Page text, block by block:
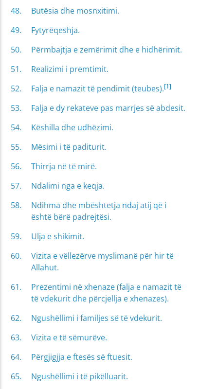
Butësia dhe mosnxitimi.
Fytyrëqeshja.
Përmbajtja e zemërimit dhe e hidhërimit.
Realizimi i premtimit.
Falja e namazit të pendimit (teubes).[1]
Falja e dy rekateve pas marrjes së abdesit.
Këshilla dhe udhëzimi.
Mësimi i të paditurit.
Thirrja në të mirë.
Ndalimi nga e keqja.
Ndihma dhe mbështetja ndaj atij që i
është bërë padrejtësi.
Ulja e shikimit.
Vizita e vëllezërve myslimanë për hir të
Allahut.
Prezentimi në xhenaze (falja e namazit të
të vdekurit dhe përcjellja e xhenazes).
Ngushëllimi i familjes së të vdekurit.
Vizita e të sëmurëve.
Përgjigjja e ftesës së ftuesit.
Ngushëllimi i të pikëlluarit.